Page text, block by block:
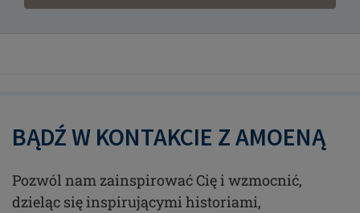
BĄDŹ W KONTAKCIE Z AMOENĄ
Pozwól nam zainspirować Cię i wzmocnić,
dzieląc się inspirującymi historiami,